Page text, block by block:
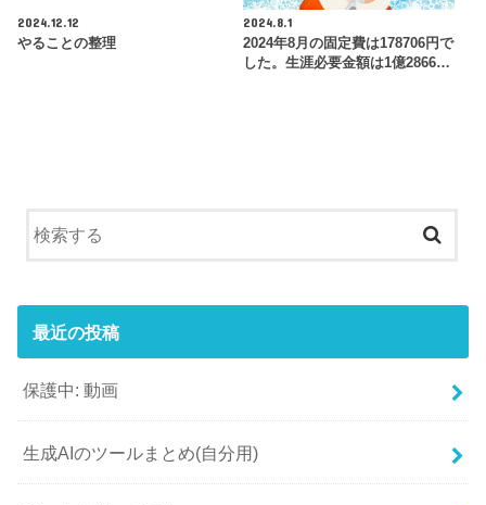
2024.12.12
やることの整理
2024.8.1
2024年8月の固定費は178706円で
した。生涯必要金額は1億2866…
最近の投稿
保護中: 動画
生成AIのツールまとめ(自分用)